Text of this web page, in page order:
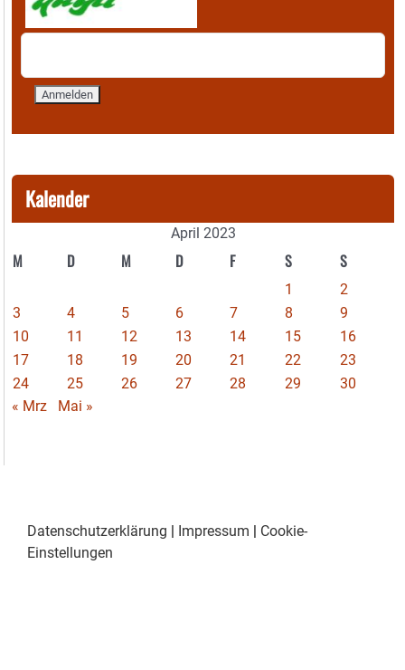
Kalender
April 2023
M D M D F S S
1
2
3
4 5 6 7 8
9
10
11 12 13 14 15
16
17
18 19 20 21 22
23
24
25 26 27 28 29
30
« Mrz
Mai »
Datenschutzerklärung Impressum
Cookie-
Einstellungen